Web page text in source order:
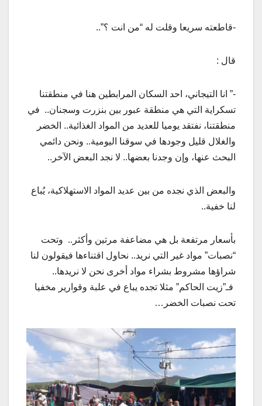
-قاطعته سريعا وقلت له “من انت ؟”..
قال :
-” انا التيجاني، احد السكان المرابطين هنا في منطقتنا
تسكراية التي هي منطقة عبور بين بنزرت وسجنان.. في
منطقتنا، نفتقد يوميا للعديد من المواد الغذائية.. الخضر
والغلال قليل وجودها في سوقنا اليومية.. ونحن دائمي
البحث عنها، وإن وجدنا بعضها.. لا نجد البعض الآخر..
والبعض الذي نجده من بين عديد المواد الاستهلاكية، يُباع
لنا خفية..
بأسعار مرتفعة بل هي مضاعفة مرتين وأكثر.. وتحت
“نصبات” مواد غير التي نريد.. نحاول اقتناءها فيقولون لنا
شراؤها مشروط بشراء مواد أخرى نحن لا نريدها..
فـ”زيت الحاكم” مثلا تجده يباع في علبة وقوارير مخفيا
تحت نصبات الخضر…